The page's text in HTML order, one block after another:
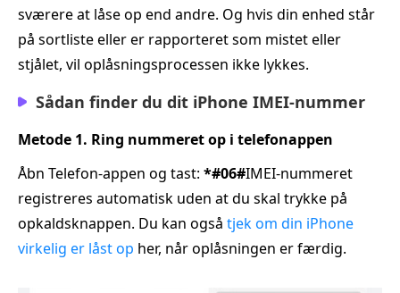
sværere at låse op end andre. Og hvis din enhed står
på sortliste eller er rapporteret som mistet eller
stjålet, vil oplåsningsprocessen ikke lykkes.
Sådan finder du dit iPhone IMEI‑nummer
Metode 1. Ring nummeret op i telefonappen
Åbn Telefon-appen og tast: *#06#IMEI-nummeret
registreres automatisk uden at du skal trykke på
opkaldsknappen. Du kan også tjek om din iPhone
virkelig er låst op her, når oplåsningen er færdig.